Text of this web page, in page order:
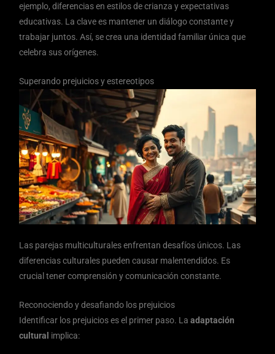
ejemplo, diferencias en estilos de crianza y expectativas
educativas. La clave es mantener un diálogo constante y
trabajar juntos. Así, se crea una identidad familiar única que
celebra sus orígenes.
Superando prejuicios y estereotipos
Las parejas multiculturales enfrentan desafíos únicos. Las
diferencias culturales pueden causar malentendidos. Es
crucial tener comprensión y comunicación constante.
Reconociendo y desafiando los prejuicios
Identificar los prejuicios es el primer paso. Laadaptación
cultural implica: